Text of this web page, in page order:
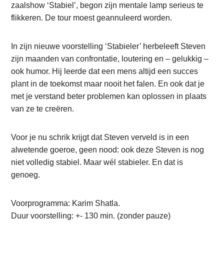
zaalshow ‘Stabiel’, begon zijn mentale lamp serieus te
flikkeren. De tour moest geannuleerd worden.
In zijn nieuwe voorstelling ‘Stabieler’ herbeleeft Steven
zijn maanden van confrontatie, loutering en – gelukkig –
ook humor. Hij leerde dat een mens altijd een succes
plant in de toekomst maar nooit het falen. En ook dat je
met je verstand beter problemen kan oplossen in plaats
van ze te creëren.
Voor je nu schrik krijgt dat Steven verveld is in een
alwetende goeroe, geen nood: ook deze Steven is nog
niet volledig stabiel. Maar wél stabieler. En dat is
genoeg.
Voorprogramma: Karim Shatla.
Duur voorstelling: +- 130 min. (zonder pauze)